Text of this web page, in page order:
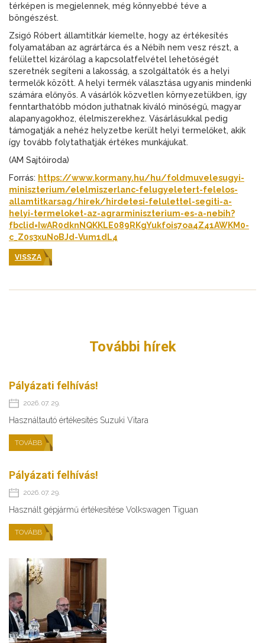
térképen is megjelennek, még könnyebbé téve a
böngészést.
Zsigó Róbert államtitkár kiemelte, hogy az értékesítés
folyamatában az agrártárca és a Nébih nem vesz részt, a
felülettel kizárólag a kapcsolatfelvétel lehetőségét
szeretnék segíteni a lakosság, a szolgáltatók és a helyi
termelők között. A helyi termék választása ugyanis mindenki
számára előnyös. A vásárlók közvetlen környezetükben, így
fenntarthatóbb módon juthatnak kiváló minőségű, magyar
alapanyagokhoz, élelmiszerekhez. Vásárlásukkal pedig
támogatják a nehéz helyzetbe került helyi termelőket, akik
így tovább folytathatják értékes munkájukat.
(AM Sajtóiroda)
Forrás: https://www.kormany.hu/hu/foldmuvelesugyi-
miniszterium/elelmiszerlanc-felugyeletert-felelos-
allamtitkarsag/hirek/hirdetesi-felulettel-segiti-a-
helyi-termeloket-az-agrarminiszterium-es-a-nebih?
fbclid=IwAR0dknNQKKLE089RKgYukfois7oa4Z41AWKM0-
c_Z0s3xuNoBJd-Vum1dL4
VISSZA
További hírek
Pályázati felhívás!
2026. 07. 29.
Használtautó értékesítés Suzuki Vitara
TOVÁBB
Pályázati felhívás!
2026. 07. 29.
Használt gépjármű értékesítése Volkswagen Tiguan
TOVÁBB